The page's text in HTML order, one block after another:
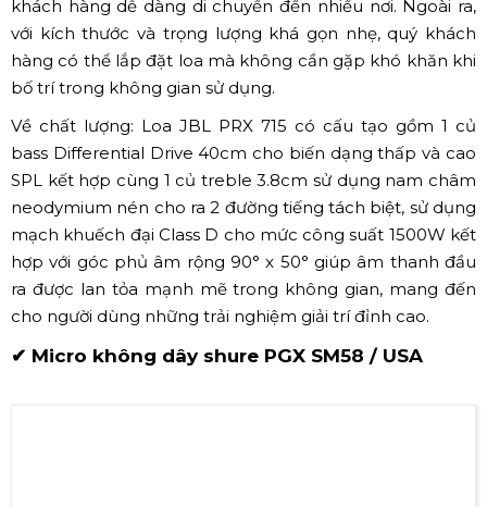
mức công suất 2000 Wat (Continuous) và dòng loa SUB
đạt ngưỡng cực đại ở mức 4000 Wat, cho ra chất lượng
âm thanh chắc và gọn, uy lực nhưng không hề thiếu
chất mềm mại.
✔ Loa sân khấu JBL PRX 715
Loa JBL PRX 715 là dòng loa active (loa liền công suất)
phù hợp với không gian âm thanh sân khấu cần phải di
chuyển nhiều như phục vụ cho nhạc sĩ, nghệ sĩ, DJ,...
Về thiết kế: sản phẩm được thiết kế nhỏ gọn, giúp quý
khách hàng dễ dàng di chuyển đến nhiều nơi. Ngoài ra,
với kích thước và trọng lượng khá gọn nhẹ, quý khách
hàng có thể lắp đặt loa mà không cần gặp khó khăn khi